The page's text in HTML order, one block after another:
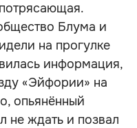
Блума и
на прогулке
информация,
«Эйфории» на
опьянённый
не ждать и позвал